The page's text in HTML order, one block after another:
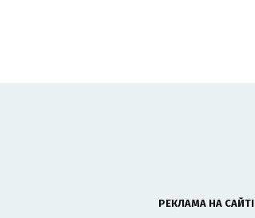
РЕКЛАМА НА САЙТІ